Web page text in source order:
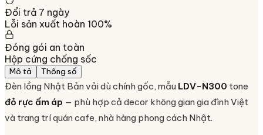
Đổi trả 7 ngày
Lỗi sản xuất hoàn 100%
Đóng gói an toàn
Hộp cứng chống sốc
Mô tả Thông số
Đèn lồng Nhật Bản vải dù chính gốc, mẫu LDV-N300 tone
đỏ rực ấm áp — phù hợp cả decor không gian gia đình Việt
và trang trí quán cafe, nhà hàng phong cách Nhật.